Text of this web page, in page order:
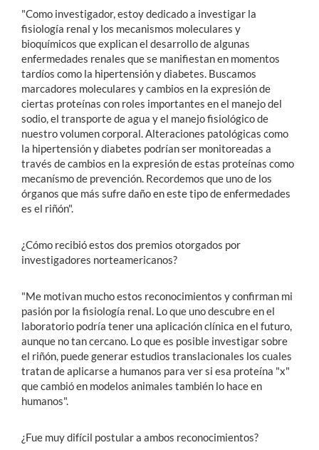
"Como investigador, estoy dedicado a investigar la
fisiología renal y los mecanismos moleculares y
bioquímicos que explican el desarrollo de algunas
enfermedades renales que se manifiestan en momentos
tardíos como la hipertensión y diabetes. Buscamos
marcadores moleculares y cambios en la expresión de
ciertas proteínas con roles importantes en el manejo del
sodio, el transporte de agua y el manejo fisiológico de
nuestro volumen corporal. Alteraciones patológicas como
la hipertensión y diabetes podrían ser monitoreadas a
través de cambios en la expresión de estas proteínas como
mecanísmo de prevención. Recordemos que uno de los
órganos que más sufre daño en este tipo de enfermedades
es el riñón".
¿Cómo recibió estos dos premios otorgados por
investigadores norteamericanos?
"Me motivan mucho estos reconocimientos y confirman mi
pasión por la fisiología renal. Lo que uno descubre en el
laboratorio podría tener una aplicación clínica en el futuro,
aunque no tan cercano. Lo que es posible investigar sobre
el riñón, puede generar estudios translacionales los cuales
tratan de aplicarse a humanos para ver si esa proteína "x"
que cambió en modelos animales también lo hace en
humanos".
¿Fue muy difícil postular a ambos reconocimientos?